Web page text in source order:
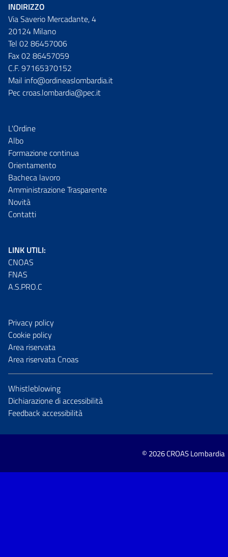
INDIRIZZO
Via Saverio Mercadante, 4
20124 Milano
Tel 02 86457006
Fax 02 86457059
C.F. 97165370152
Mail info@ordineaslombardia.it
Pec croas.lombardia@pec.it
L'Ordine
Albo
Formazione continua
Orientamento
Bacheca lavoro
Amministrazione Trasparente
Novità
Contatti
LINK UTILI:
CNOAS
FNAS
A.S.PRO.C
Privacy policy
Cookie policy
Area riservata
Area riservata Cnoas
Whistleblowing
Dichiarazione di accessibilità
Feedback accessibilità
© 2026 CROAS Lombardia